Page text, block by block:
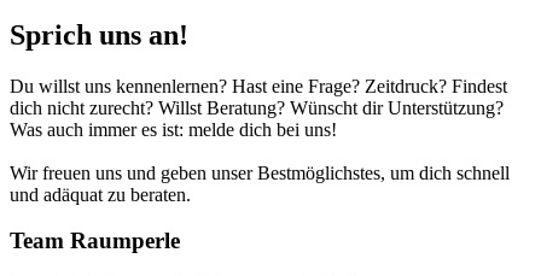
Sprich uns an!
Du willst uns kennenlernen? Hast eine Frage? Zeitdruck? Findest
dich nicht zurecht? Willst Beratung? Wünscht dir Unterstützung?
Was auch immer es ist: melde dich bei uns!
Wir freuen uns und geben unser Bestmöglichstes, um dich schnell
und adäquat zu beraten.
Team Raumperle